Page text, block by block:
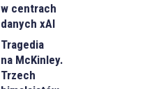
w centrach
danych xAI
Tragedia
na McKinley.
Trzech